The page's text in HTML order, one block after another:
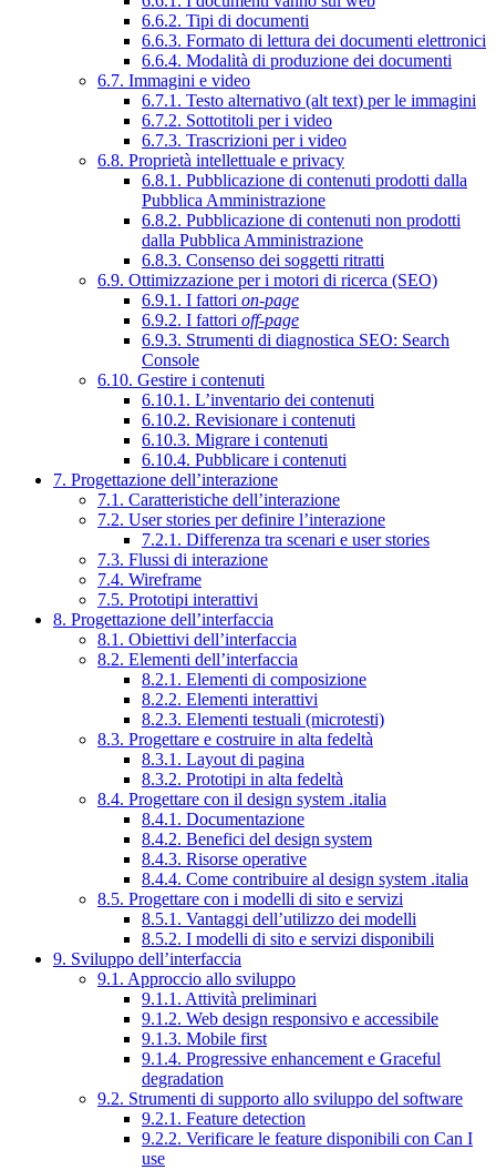
6.6.2. Tipi di documenti
6.6.3. Formato di lettura dei documenti elettronici
6.6.4. Modalità di produzione dei documenti
6.7. Immagini e video
6.7.1. Testo alternativo (alt text) per le immagini
6.7.2. Sottotitoli per i video
6.7.3. Trascrizioni per i video
6.8. Proprietà intellettuale e privacy
6.8.1. Pubblicazione di contenuti prodotti dalla
Pubblica Amministrazione
6.8.2. Pubblicazione di contenuti non prodotti
dalla Pubblica Amministrazione
6.8.3. Consenso dei soggetti ritratti
6.9. Ottimizzazione per i motori di ricerca (SEO)
6.9.1. I fattori on-page
6.9.2. I fattori off-page
6.9.3. Strumenti di diagnostica SEO: Search
Console
6.10. Gestire i contenuti
6.10.1. L’inventario dei contenuti
6.10.2. Revisionare i contenuti
6.10.3. Migrare i contenuti
6.10.4. Pubblicare i contenuti
7. Progettazione dell’interazione
7.1. Caratteristiche dell’interazione
7.2. User stories per definire l’interazione
7.2.1. Differenza tra scenari e user stories
7.3. Flussi di interazione
7.4. Wireframe
7.5. Prototipi interattivi
8. Progettazione dell’interfaccia
8.1. Obiettivi dell’interfaccia
8.2. Elementi dell’interfaccia
8.2.1. Elementi di composizione
8.2.2. Elementi interattivi
8.2.3. Elementi testuali (microtesti)
8.3. Progettare e costruire in alta fedeltà
8.3.1. Layout di pagina
8.3.2. Prototipi in alta fedeltà
8.4. Progettare con il design system .italia
8.4.1. Documentazione
8.4.2. Benefici del design system
8.4.3. Risorse operative
8.4.4. Come contribuire al design system .italia
8.5. Progettare con i modelli di sito e servizi
8.5.1. Vantaggi dell’utilizzo dei modelli
8.5.2. I modelli di sito e servizi disponibili
9. Sviluppo dell’interfaccia
9.1. Approccio allo sviluppo
9.1.1. Attività preliminari
9.1.2. Web design responsivo e accessibile
9.1.3. Mobile first
9.1.4. Progressive enhancement e Graceful
degradation
9.2. Strumenti di supporto allo sviluppo del software
9.2.1. Feature detection
9.2.2. Verificare le feature disponibili con Can I
use